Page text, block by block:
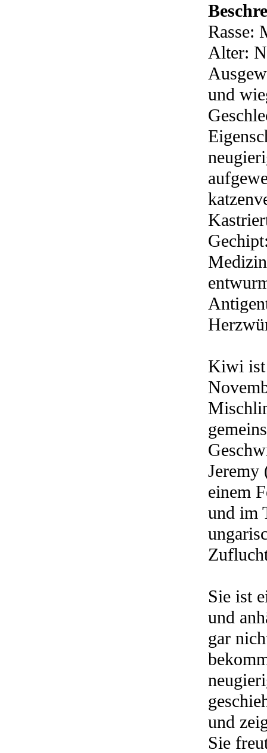
Rasse:
Alter:
und
Kiwi ist
Jeremy
einem
und im
Sie ist
und
gar
und
Sie